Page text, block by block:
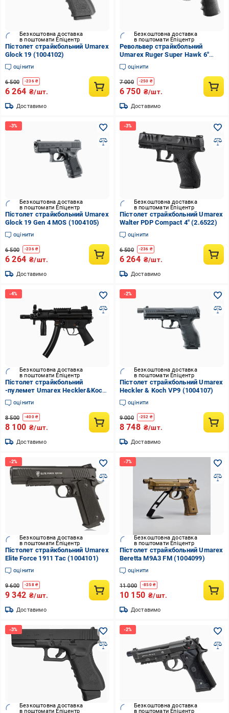
Безкоштовна доставка
в поштомати Епіцентр
Пістолет страйкбольний Umarex
Glock 19 (1004102)
оцінити
6 500 -236₴
6 264 ₴/шт.
Доставимо
Безкоштовна доставка
в поштомати Епіцентр
Револьвер страйкбольний
Umarex Ruger Super Hawk 6"
(1004134)
оцінити
7 000 -250 ₴
6 750 ₴/шт.
Доставимо
Безкоштовна доставка
в поштомати Епіцентр
Пістолет страйкбольний Umarex
Glock 19 Gen 4 MOS (1004105)
оцінити
6 500 -236₴
6 264 ₴/шт.
Доставимо
Безкоштовна доставка
в поштомати Епіцентр
Пістолет страйкбольний Umarex
Walter PDP Compact 4" (2.6522)
оцінити
6 500 -236 ₴
6 264 ₴/шт.
Доставимо
Безкоштовна доставка
в поштомати Епіцентр
Пістолет страйкбольний
-пулемет Umarex Heckler&Koch
MP5 K (1004106)
оцінити
8 500 -400₴
8 100 ₴/шт.
Доставимо
Безкоштовна доставка
в поштомати Епіцентр
Пістолет страйкбольний Umarex
Heckler & Koch VP9 (1004107)
оцінити
9 000 -252 ₴
8 748 ₴/шт.
Доставимо
Безкоштовна доставка
в поштомати Епіцентр
Пістолет страйкбольний Umarex
Elite Force 1911 Tac (1004101)
оцінити
9 600 -258₴
9 342 ₴/шт.
Доставимо
Безкоштовна доставка
в поштомати Епіцентр
Пістолет страйкбольний Umarex
Beretta M9A3 FM (1004099)
оцінити
11 000 -850₴
10 150 ₴/шт.
Доставимо
Безкоштовна доставка
в поштомати Епіцентр
Безкоштовна доставка
в поштомати Епіцентр